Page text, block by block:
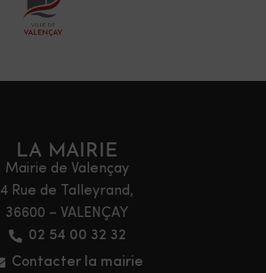
LA MAIRIE
Mairie de Valençay
4 Rue de Talleyrand,
36600 – VALENÇAY
02 54 00 32 32
Contacter la mairie